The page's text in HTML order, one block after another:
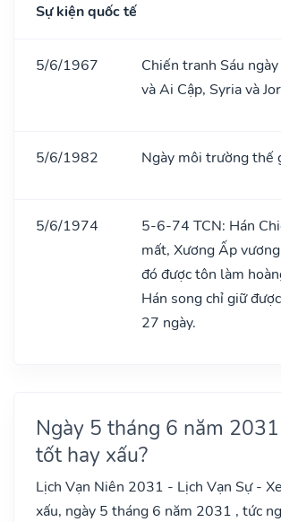
Sự kiện quốc tế
5/6/1967
Chiến tranh Sáu
và Ai Cập, Syria và
5/6/1982 Ngày môi trường thế
5/6/1974
5-6-74 TCN: Hán
mất, Xương Ấp
đó được tôn làm
Hán song chỉ giữ
27 ngày.
Ngày 5 tháng 6 năm
tốt hay xấu?
Lịch Vạn Niên 2031 - Lịch Vạn Sự -
xấu, ngày 5 tháng 6 năm 2031 , tức